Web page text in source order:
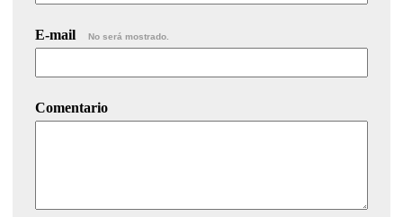
E-mail No será mostrado.
Comentario